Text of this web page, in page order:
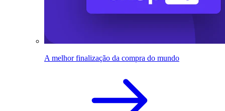
A melhor finalização da compra do mundo